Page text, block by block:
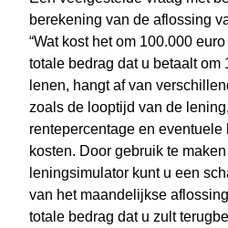
berekening van de aflossing
“Wat kost het om 100.000
totale bedrag dat u betaalt om
lenen, hangt af van
zoals de looptijd van de
rentepercentage en eventuele
kosten. Door gebruik te
leningsimulator kunt u een
van het maandelijkse
totale bedrag dat u zult